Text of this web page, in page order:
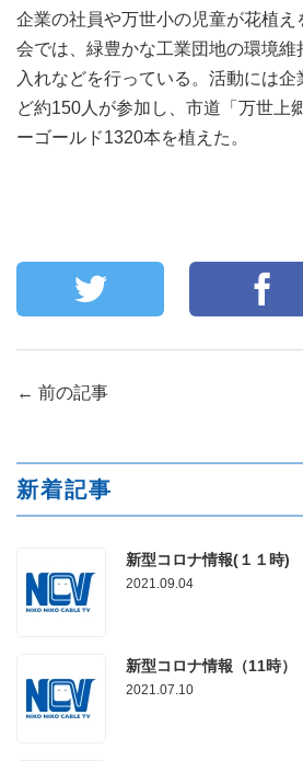
0138-34-2525
営業時間 9:00～18:00
企業の社員や万世小の児童が花植
会では、緑豊かな工業団地の環境
入れなどを行っている。活動には
ど約150人が参加し、市道「万世上
ーゴールド1320本を植えた。
← 前の記事
新着記事
新型コロナ情報(１１時)
2021.09.04
新型コロナ情報（11時）
2021.07.10